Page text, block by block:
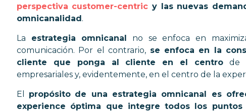
perspectiva customer-centric y las nuevas
omnicanalidad .
La estrategia omnicanal
no se enfoca en
comunicación. Por el contrario, se enfoca en la
cliente que ponga al cliente en el centro de
empresariales y, evidentemente, en el centro de la
El propósito de una estrategia omnicanal es
experience óptima que integre todos los